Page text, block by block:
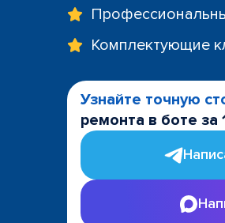
Комплектующие
Узнайте точную
ремонта в боте за